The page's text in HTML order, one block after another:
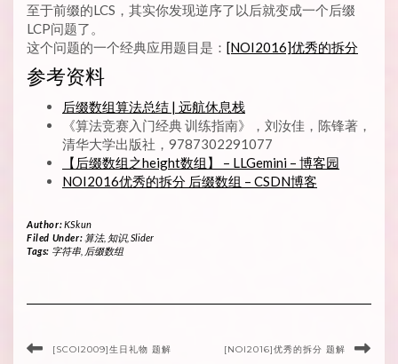
至于前缀的LCS，其实你发现逆序了以后就变成一个后缀
LCP问题了。
这个问题的一个经典应用题目是： [NOI2016]优秀的拆分
参考资料
后缀数组算法总结 | 远航休息栈
《算法竞赛入门经典 训练指南》，刘汝佳，陈锋著，
清华大学出版社，9787302291077
【后缀数组之height数组】 – LLGemini – 博客园
NOI2016优秀的拆分 后缀数组 – CSDN博客
Author: KSkun
Filed Under: 算法, 知识, Slider
Tags: 字符串, 后缀数组
[SCOI2009]生日礼物 题解 [NOI2016]优秀的拆分 题解